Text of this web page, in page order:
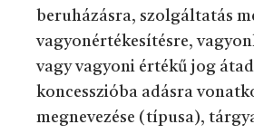
beruházásra, szolgáltatás
vagyonértékesítésre,
vagy vagyoni értékű jog
koncesszióba adásra
megnevezése (típusa),